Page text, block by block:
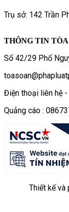
Trụ sở: 142 Trần
THÔNG TIN TÒA
Số 42/29 Phố
Điện thoại liên hệ
Quảng cáo :
Thiết kế và